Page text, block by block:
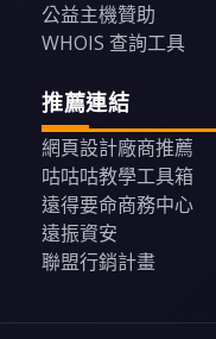
公益主機贊助
WHOIS 查詢工具
推薦連結
網頁設計廠商推薦
咕咕咕教學工具箱
遠得要命商務中心
遠振資安
聯盟行銷計畫